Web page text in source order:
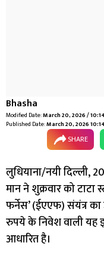
Bhasha
Modified Date:March 20, 2026 /
Published Date:March 20, 2026
SHARE
लुधियाना/नयी दिल्ली,
मान ने शुक्रवार को
फर्नेस’ (ईएएफ) संयंत्र
रुपये के निवेश वाली यह
आधारित है।